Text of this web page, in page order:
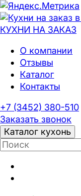
КУХНИ НА ЗАКАЗ
О компании
Отзывы
Каталог
Контакты
+7 (3452) 380-510
Заказать звонок
Каталог кухонь